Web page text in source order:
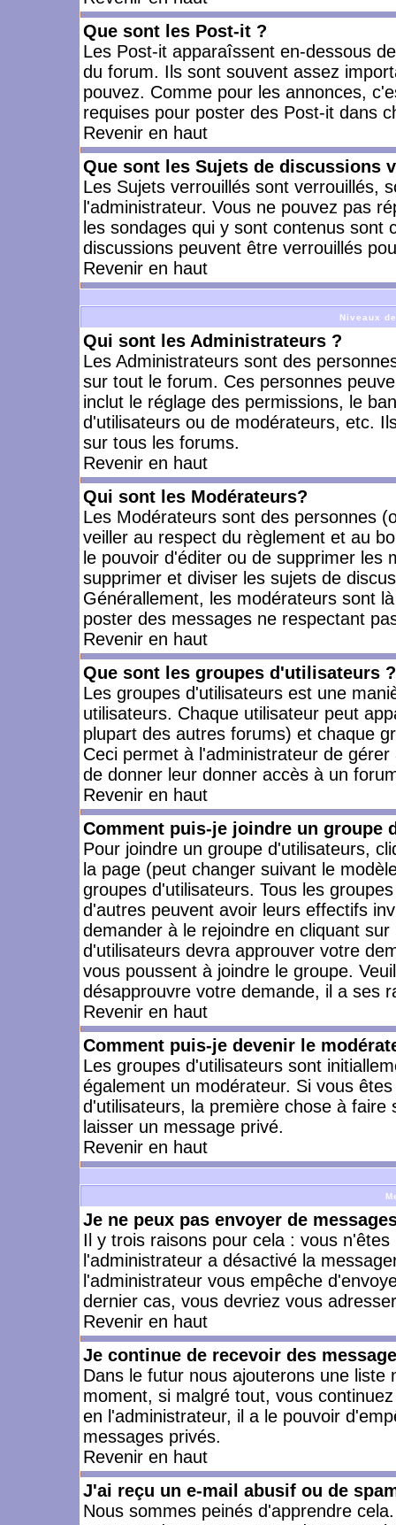
Que sont les Post-it ?
Les Post-it apparaîssent en-dessous
du forum. Ils sont souvent assez
pouvez. Comme pour les annonces,
requises pour poster des Post-it dans
Revenir en haut
Que sont les Sujets de discussions
Les Sujets verrouillés sont verrouillés,
l'administrateur. Vous ne pouvez pas
les sondages qui y sont contenus
discussions peuvent être verrouillés
Revenir en haut
Niveaux
Qui sont les Administrateurs ?
Les Administrateurs sont des
sur tout le forum. Ces personnes
inclut le réglage des permissions, le
d'utilisateurs ou de modérateurs, etc.
sur tous les forums.
Revenir en haut
Qui sont les Modérateurs?
Les Modérateurs sont des personnes
veiller au respect du règlement et au
le pouvoir d'éditer ou de supprimer les
supprimer et diviser les sujets de
Générallement, les modérateurs sont
poster des messages ne respectant
Revenir en haut
Que sont les groupes d'utilisateurs ?
Les groupes d'utilisateurs est une
utilisateurs. Chaque utilisateur peut
plupart des autres forums) et chaque
Ceci permet à l'administrateur de
de donner leur donner accès à un
Revenir en haut
Comment puis-je joindre un groupe
Pour joindre un groupe d'utilisateurs,
la page (peut changer suivant le
groupes d'utilisateurs. Tous les
d'autres peuvent avoir leurs effectifs
demander à le rejoindre en cliquant
d'utilisateurs devra approuver votre
vous poussent à joindre le groupe.
désapprouvre votre demande, il a ses
Revenir en haut
Comment puis-je devenir le
Les groupes d'utilisateurs sont
également un modérateur. Si vous
d'utilisateurs, la première chose à
laisser un message privé.
Revenir en haut
Je ne peux pas envoyer de
Il y trois raisons pour cela : vous
l'administrateur a désactivé la
l'administrateur vous empêche
dernier cas, vous devriez vous
Revenir en haut
Je continue de recevoir des
Dans le futur nous ajouterons une
moment, si malgré tout, vous
en l'administrateur, il a le pouvoir
messages privés.
Revenir en haut
J'ai reçu un e-mail abusif ou de
Nous sommes peinés d'apprendre